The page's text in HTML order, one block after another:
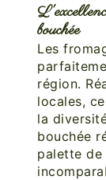
bouchée
Les
région.
locales,
la
bouchée
palette de